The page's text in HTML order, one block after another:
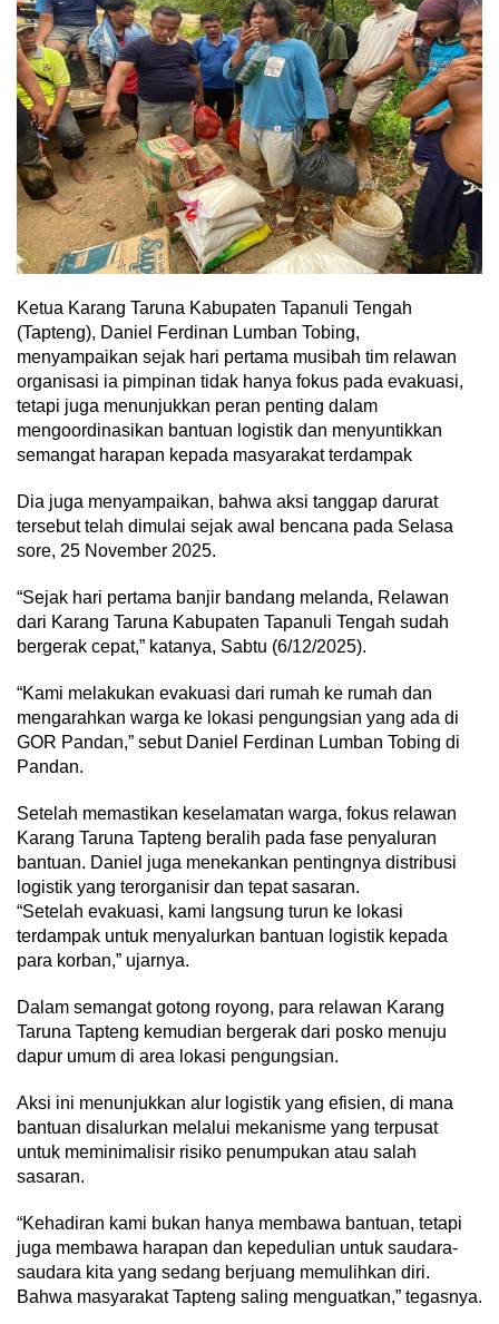
Ketua Karang Taruna Kabupaten Tapanuli Tengah
(Tapteng), Daniel Ferdinan Lumban Tobing,
menyampaikan sejak hari pertama musibah tim relawan
organisasi ia pimpinan tidak hanya fokus pada evakuasi,
tetapi juga menunjukkan peran penting dalam
mengoordinasikan bantuan logistik dan menyuntikkan
semangat harapan kepada masyarakat terdampak
Dia juga menyampaikan, bahwa aksi tanggap darurat
tersebut telah dimulai sejak awal bencana pada Selasa
sore, 25 November 2025.
“Sejak hari pertama banjir bandang melanda, Relawan
dari Karang Taruna Kabupaten Tapanuli Tengah sudah
bergerak cepat,” katanya, Sabtu (6/12/2025).
“Kami melakukan evakuasi dari rumah ke rumah dan
mengarahkan warga ke lokasi pengungsian yang ada di
GOR Pandan,” sebut Daniel Ferdinan Lumban Tobing di
Pandan.
Setelah memastikan keselamatan warga, fokus relawan
Karang Taruna Tapteng beralih pada fase penyaluran
bantuan. Daniel juga menekankan pentingnya distribusi
logistik yang terorganisir dan tepat sasaran.
“Setelah evakuasi, kami langsung turun ke lokasi
terdampak untuk menyalurkan bantuan logistik kepada
para korban,” ujarnya.
Dalam semangat gotong royong, para relawan Karang
Taruna Tapteng kemudian bergerak dari posko menuju
dapur umum di area lokasi pengungsian.
Aksi ini menunjukkan alur logistik yang efisien, di mana
bantuan disalurkan melalui mekanisme yang terpusat
untuk meminimalisir risiko penumpukan atau salah
sasaran.
“Kehadiran kami bukan hanya membawa bantuan, tetapi
juga membawa harapan dan kepedulian untuk saudara-
saudara kita yang sedang berjuang memulihkan diri.
Bahwa masyarakat Tapteng saling menguatkan,” tegasnya.